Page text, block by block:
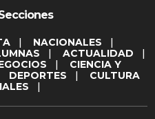
| NACIONALES |
| ACTUALIDAD |
| CIENCIA Y
DEPORTES | CULTURA
|